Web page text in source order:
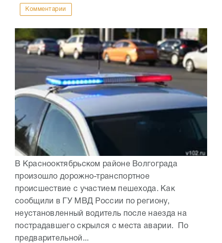
Комментарии
В Краснооктябрьском районе Волгограда
произошло дорожно-транспортное
происшествие с участием пешехода. Как
сообщили в ГУ МВД России по региону,
неустановленный водитель после наезда на
пострадавшего скрылся с места аварии. По
предварительной...